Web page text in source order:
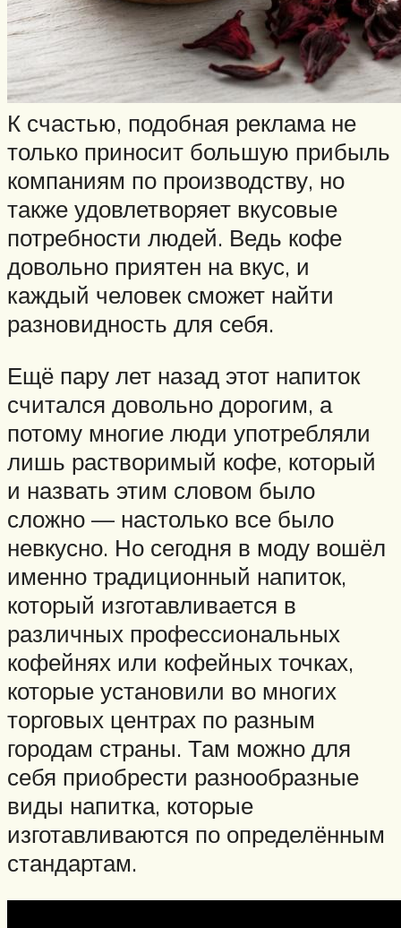
К счастью, подобная реклама не
только приносит большую прибыль
компаниям по производству, но
также удовлетворяет вкусовые
потребности людей. Ведь кофе
довольно приятен на вкус, и
каждый человек сможет найти
разновидность для себя.
Ещё пару лет назад этот напиток
считался довольно дорогим, а
потому многие люди употребляли
лишь растворимый кофе, который
и назвать этим словом было
сложно — настолько все было
невкусно. Но сегодня в моду вошёл
именно традиционный напиток,
который изготавливается в
различных профессиональных
кофейнях или кофейных точках,
которые установили во многих
торговых центрах по разным
городам страны. Там можно для
себя приобрести разнообразные
виды напитка, которые
изготавливаются по определённым
стандартам.